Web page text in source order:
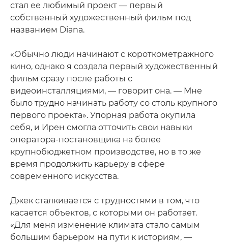
стал ее любимый проект — первый
собственный художественный фильм под
названием Diana.
«Обычно люди начинают с короткометражного
кино, однако я создала первый художественный
фильм сразу после работы с
видеоинсталляциями, — говорит она. — Мне
было трудно начинать работу со столь крупного
первого проекта». Упорная работа окупила
себя, и Ирен смогла отточить свои навыки
оператора-постановщика на более
крупнобюджетном производстве, но в то же
время продолжить карьеру в сфере
современного искусства.
Джек сталкивается с трудностями в том, что
касается объектов, с которыми он работает.
«Для меня изменение климата стало самым
большим барьером на пути к историям, —